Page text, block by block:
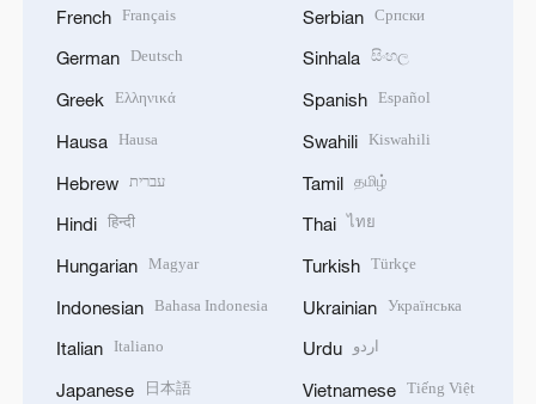
French Français
German Deutsch
Greek Ελληνικά
Hausa Hausa
Hebrew עברית
Hindi हिन्दी
Hungarian Magyar
Indonesian Bahasa Indonesia
Italian Italiano
Japanese 日本語
Serbian Српски
Sinhala සිංහල
Spanish Español
Swahili Kiswahili
Tamil தமிழ்
Thai ไทย
Turkish Türkçe
Ukrainian Українська
Urdu اردو
Vietnamese Tiếng Việt